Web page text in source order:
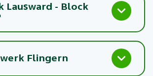
Lausward - Block
Flingern